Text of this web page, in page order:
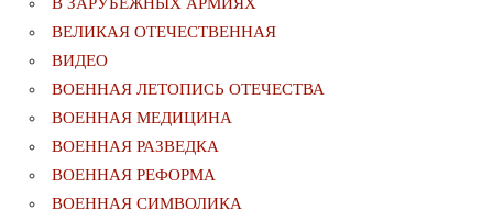
ВЕЛИКАЯ ОТЕЧЕСТВЕННАЯ
ВИДЕО
ВОЕННАЯ ЛЕТОПИСЬ ОТЕЧЕСТВА
ВОЕННАЯ МЕДИЦИНА
ВОЕННАЯ РАЗВЕДКА
ВОЕННАЯ РЕФОРМА
ВОЕННАЯ СИМВОЛИКА